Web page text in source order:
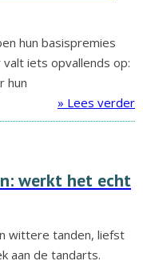
hun basispremies
iets opvallends op:
hun
» Lees verder
werkt het echt
wittere tanden, liefst
aan de tandarts.